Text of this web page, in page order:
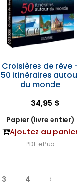
Croisières de rêve
50 itinéraires
du monde
34,95 $
Papier (livre entier)
Ajoutez au
PDF ePub
3 4